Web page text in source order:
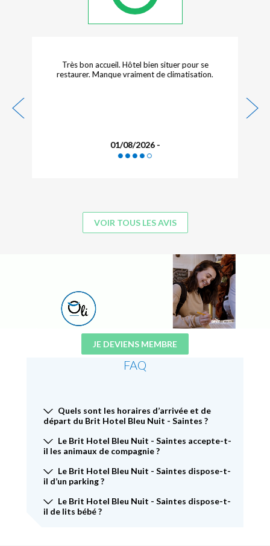
bon accueil. Hôtel bien situer pour se
Manque vraiment de climatisation.
VOIR TOUS LES AVIS
JE DEVIENS MEMBRE
FAQ
Quels sont les horaires d’arrivée et de
départ du Brit Hotel Bleu Nuit - Saintes ?
Le Brit Hotel Bleu Nuit - Saintes accepte-t-
il les animaux de compagnie ?
Le Brit Hotel Bleu Nuit - Saintes dispose-t-
il d’un parking ?
Le Brit Hotel Bleu Nuit - Saintes dispose-t-
il de lits bébé ?